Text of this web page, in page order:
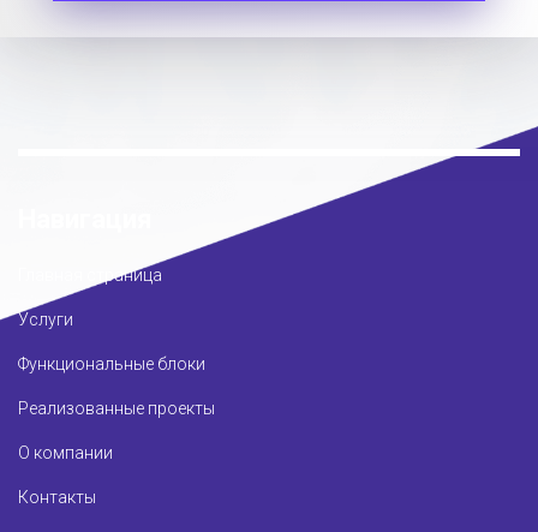
Главная страница
Услуги
Функциональные блоки
Реализованные проекты
О компании
Контакты